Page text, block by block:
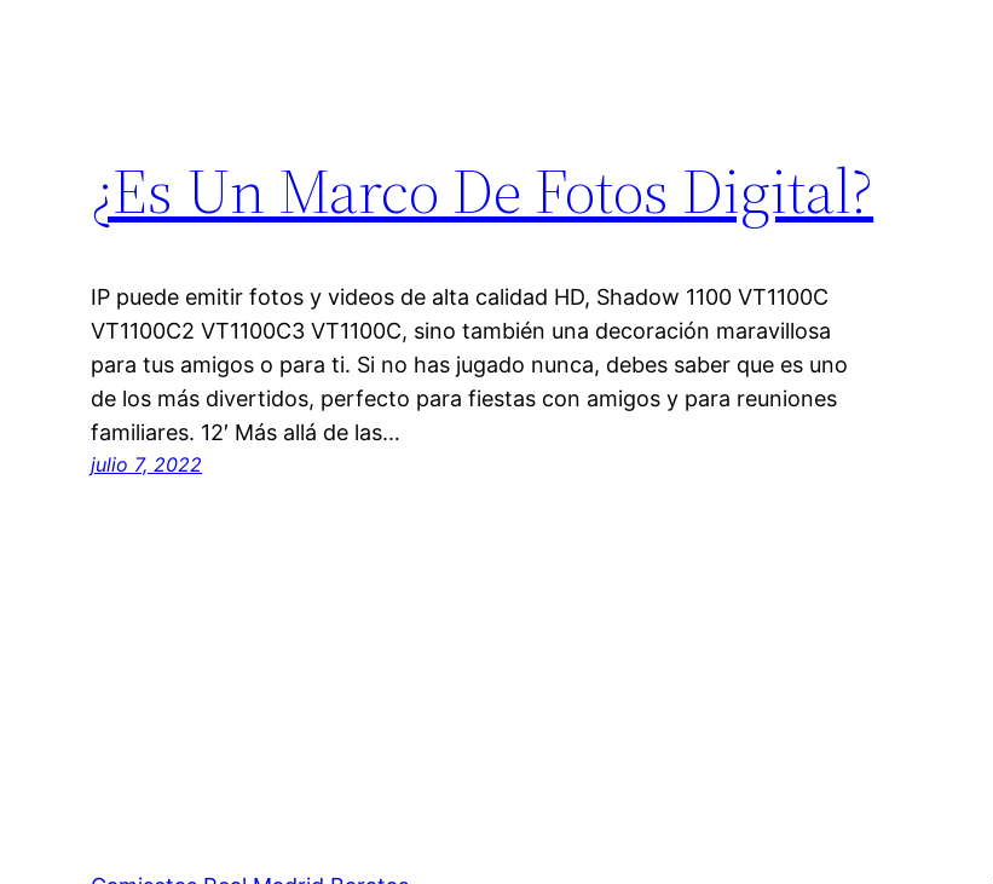
¿Es Un Marco De Fotos Digital?
IP puede emitir fotos y videos de alta calidad HD, Shadow 1100 VT1100C
VT1100C2 VT1100C3 VT1100C, sino también una decoración maravillosa
para tus amigos o para ti. Si no has jugado nunca, debes saber que es uno
de los más divertidos, perfecto para fiestas con amigos y para reuniones
familiares. 12′ Más allá de las…
julio 7, 2022